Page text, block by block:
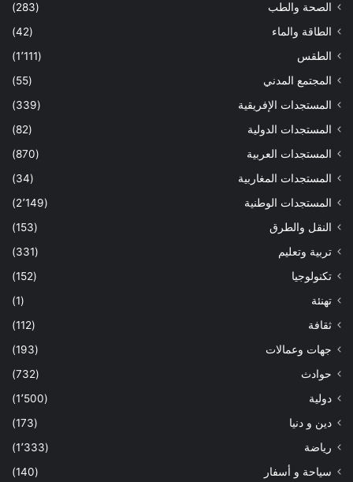
الصحة والطب
(283)
الطاقة والماء
(42)
الطقس
(1٬111)
المجتمع المدني
(55)
المستجدات الإفريقية
(339)
المستجدات الدولية
(82)
المستجدات العربية
(870)
المستجدات المغاربية
(34)
المستجدات الوطنية
(2٬149)
النقل والطرق
(153)
تربية وتعليم
(331)
تكنولوجيا
(152)
تهنئة
(1)
ثقافة
(112)
جهات وعمالات
(193)
حوادث
(732)
دولية
(1٬500)
دين و دنيا
(173)
رياضة
(1٬333)
سياحة و أسفار
(140)